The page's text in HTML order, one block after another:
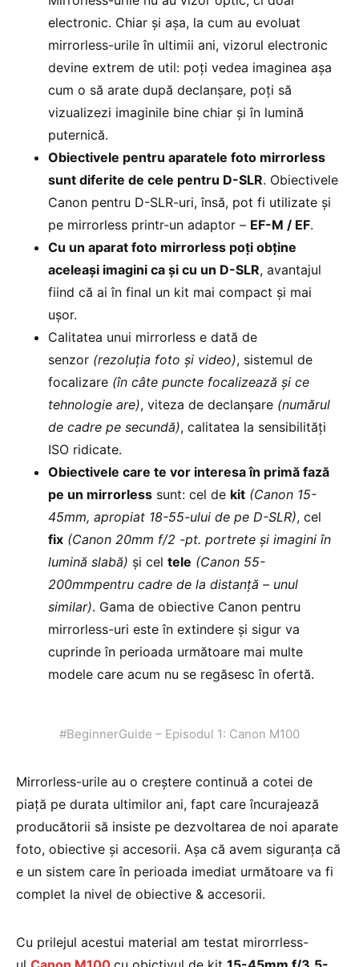
electronic. Chiar și așa, la cum au evoluat
mirrorless-urile în ultimii ani, vizorul electronic
devine extrem de util: poți vedea imaginea așa
cum o să arate după declanșare, poți să
vizualizezi imaginile bine chiar și în lumină
puternică.
Obiectivele pentru aparatele foto mirrorless
sunt diferite de cele pentru D-SLR. Obiectivele
Canon pentru D-SLR-uri, însă, pot fi utilizate și
pe mirrorless printr-un adaptor – EF-M / EF.
Cu un aparat foto mirrorless poți obține
aceleași imagini ca și cu un D-SLR, avantajul
fiind că ai în final un kit mai compact și mai
ușor.
Calitatea unui mirrorless e dată de
senzor (rezoluția foto și video), sistemul de
focalizare (în câte puncte focalizează și ce
tehnologie are), viteza de declanșare (numărul
de cadre pe secundă), calitatea la sensibilități
ISO ridicate.
Obiectivele care te vor interesa în primă fază
pe un mirrorless sunt: cel de kit (Canon 15-
45mm, apropiat 18-55-ului de pe D-SLR), cel
fix (Canon 20mm f/2 -pt. portrete și imagini în
lumină slabă) și cel tele (Canon 55-
200mmpentru cadre de la distanță – unul
similar). Gama de obiective Canon pentru
mirrorless-uri este în extindere și sigur va
cuprinde în perioada următoare mai multe
modele care acum nu se regăsesc în ofertă.
#BeginnerGuide – Episodul 1: Canon M100
Mirrorless-urile au o creștere continuă a cotei de
piață pe durata ultimilor ani, fapt care încurajează
producătorii să insiste pe dezvoltarea de noi aparate
foto, obiective și accesorii. Așa că avem siguranța că
e un sistem care în perioada imediat următoare va fi
complet la nivel de obiective & accesorii.
Cu prilejul acestui material am testat mirorrless-